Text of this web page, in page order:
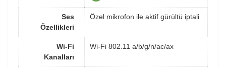
Ses
Özellikleri
Özel mikrofon ile aktif gürültü iptali
Wi-Fi
Kanalları
Wi-Fi 802.11 a/b/g/n/ac/ax